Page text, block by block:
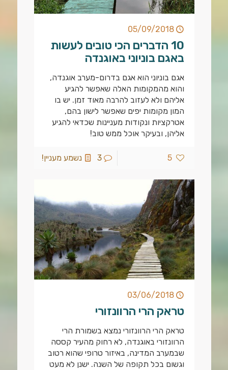
05/09/2018
10 הדברים הכי טובים לעשות
באגם בוניוני באוגנדה
אגם בוניוני הוא אגם בדרום-מערב אוגנדה,
והוא מהמקומות האלה שאפשר להגיע
אליהם ולא לעזוב להרבה מאוד זמן. יש בו
המון מקומות יפים שאפשר לישון בהם,
אטרקציות ונקודות מעניינות שכדאי להגיע
אליהן, ובעיקר אוכל ממש טוב!
5
3 נשמע מעניין!
03/06/2018
טראק הרי הרוונזורי
טראק הרי הרוונזורי נמצא בשמורת הרי
הרוונזורי באוגנדה, לא רחוק מהעיר קססה
שבמערב המדינה, באיזור טרופי שהוא רטוב
וגשום בכל תקופה של השנה. ישנן לא מעט